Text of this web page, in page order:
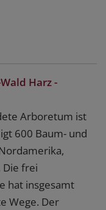
Harz -
Arboretum ist
600 Baum- und
Die frei
hat insgesamt
Wege. Der